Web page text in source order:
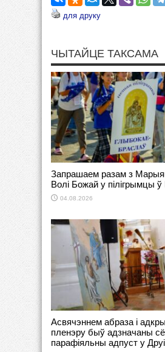
для друку
ЧЫТАЙЦЕ ТАКСАМА
Запрашаем разам з
Волі Божай у пілігрымцы
04.08.2026
Асвячэннем абраза і
пленэру быў адзначаны
парафіяльны адпуст у Друі